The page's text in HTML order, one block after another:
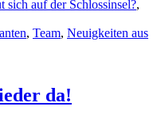
sich auf der Schlossinsel?,
, Team, Neuigkeiten aus
da!